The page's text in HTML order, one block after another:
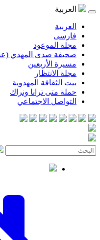
المهدي (عجّل الله فرجه)
المهدوية
ترانا ونراك
الاجتماعي